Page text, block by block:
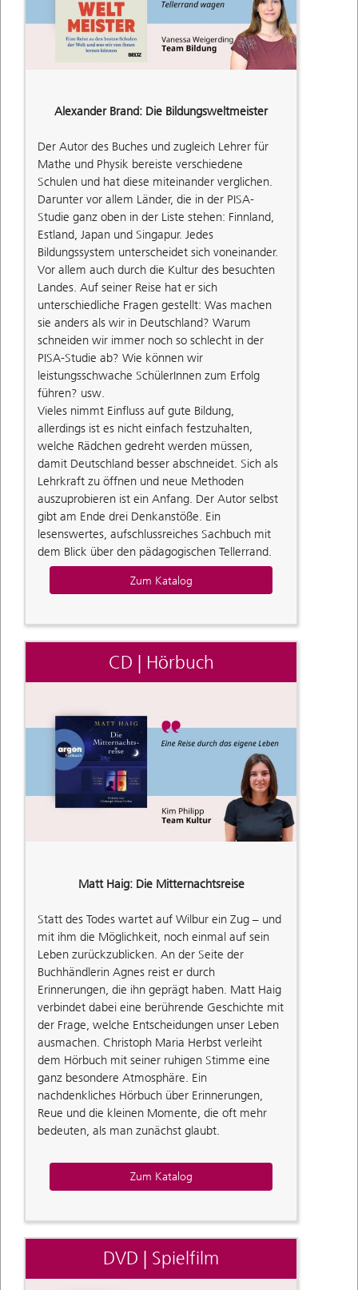
Alexander Brand: Die Bildungsweltmeister
Der Autor des Buches und zugleich Lehrer für
Mathe und Physik bereiste verschiedene
Schulen und hat diese miteinander verglichen.
Darunter vor allem Länder, die in der PISA-
Studie ganz oben in der Liste stehen: Finnland,
Estland, Japan und Singapur. Jedes
Bildungssystem unterscheidet sich voneinander.
Vor allem auch durch die Kultur des besuchten
Landes. Auf seiner Reise hat er sich
unterschiedliche Fragen gestellt: Was machen
sie anders als wir in Deutschland? Warum
schneiden wir immer noch so schlecht in der
PISA-Studie ab? Wie können wir
leistungsschwache SchülerInnen zum Erfolg
führen? usw.
Vieles nimmt Einfluss auf gute Bildung,
allerdings ist es nicht einfach festzuhalten,
welche Rädchen gedreht werden müssen,
damit Deutschland besser abschneidet. Sich als
Lehrkraft zu öffnen und neue Methoden
auszuprobieren ist ein Anfang. Der Autor selbst
gibt am Ende drei Denkanstöße. Ein
lesenswertes, aufschlussreiches Sachbuch mit
dem Blick über den pädagogischen Tellerrand.
Zum Katalog
CD | Hörbuch
Matt Haig: Die Mitternachtsreise
Statt des Todes wartet auf Wilbur ein Zug – und
mit ihm die Möglichkeit, noch einmal auf sein
Leben zurückzublicken. An der Seite der
Buchhändlerin Agnes reist er durch
Erinnerungen, die ihn geprägt haben. Matt Haig
verbindet dabei eine berührende Geschichte mit
der Frage, welche Entscheidungen unser Leben
ausmachen. Christoph Maria Herbst verleiht
dem Hörbuch mit seiner ruhigen Stimme eine
ganz besondere Atmosphäre. Ein
nachdenkliches Hörbuch über Erinnerungen,
Reue und die kleinen Momente, die oft mehr
bedeuten, als man zunächst glaubt.
Zum Katalog
DVD | Spielfilm